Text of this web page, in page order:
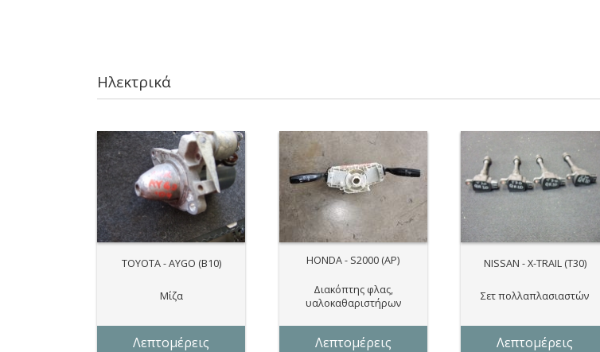
Ηλεκτρικά
TOYOTA - AYGO (B10)
Μίζα
Λεπτομέρεις
HONDA - S2000 (AP)
Διακόπτης φλας,
υαλοκαθαριστήρων
Λεπτομέρεις
NISSAN - X-TRAIL (T30)
Σετ πολλαπλασιαστών
Λεπτομέρεις